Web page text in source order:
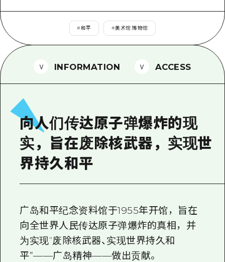
治愈
自然
一日游
1晚2天
2晚3天
广岛免费无线上网
常见问题解答
照片下载
灾难发生期间的交通信息
#和平 #美术馆·博物馆
INFORMATION ACCESS
向人们传达原子弹爆炸的现
实，旨在废除核武器，实现世
界持久和平
广岛和平纪念资料馆于1955年开馆，旨在
向全世界人民传达原子弹爆炸的真相，并
为实现“废除核武器、实现世界持久和
平”——广岛精神——做出贡献。